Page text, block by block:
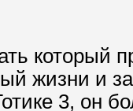
который
жизни и
3, он